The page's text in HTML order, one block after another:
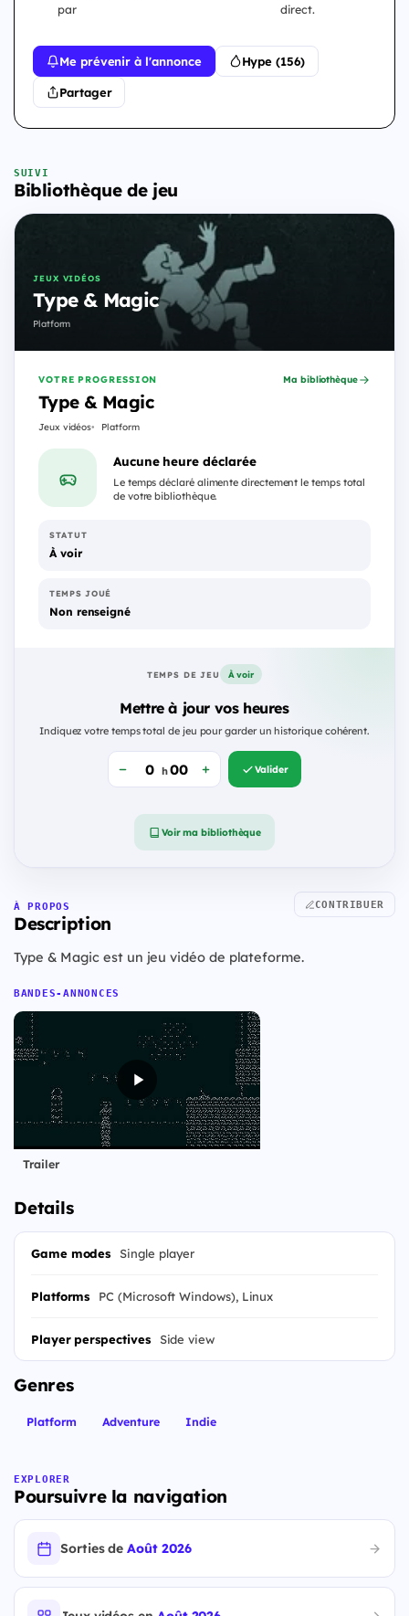
par
direct.
Me prévenir à l'annonce Hype (156)
Partager
SUIVI
Bibliothèque de jeu
JEUX VIDÉOS
Type & Magic
Platform
VOTRE PROGRESSION
Type & Magic
Jeux vidéos Platform
Ma bibliothèque
Aucune heure déclarée
Le temps déclaré alimente directement le temps total
de votre bibliothèque.
STATUT
À voir
TEMPS JOUÉ
Non renseigné
TEMPS DE JEU À voir
Mettre à jour vos heures
Indiquez votre temps total de jeu pour garder un historique cohérent.
h Valider
Voir ma bibliothèque
À PROPOS
Description
CONTRIBUER
Type & Magic est un jeu vidéo de plateforme.
BANDES-ANNONCES
Trailer
Details
Game modes Single player
Platforms PC (Microsoft Windows), Linux
Player perspectives Side view
Genres
Platform Adventure Indie
EXPLORER
Poursuivre la navigation
Sorties deAoût 2026